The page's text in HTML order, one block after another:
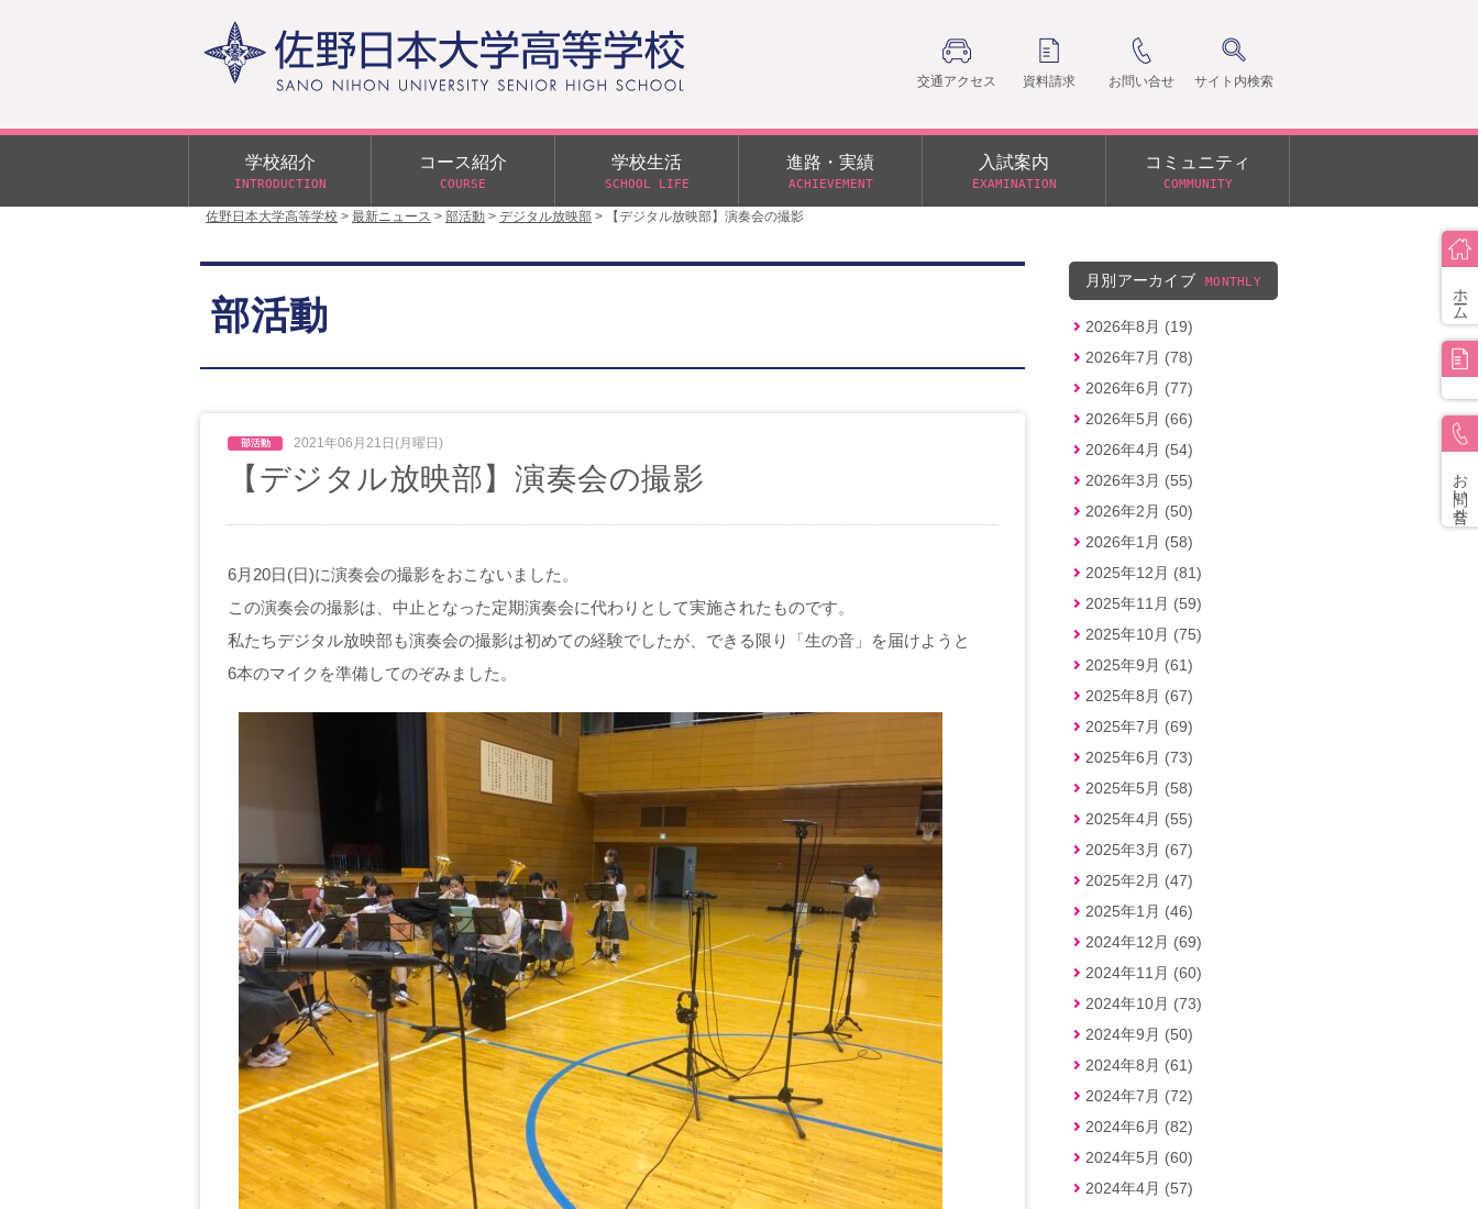
ホーム
お問い合せ
交通アクセス 資料請求 お問い合せ サイト内検索
佐野日本大学高等学校 > 最新ニュース > 部活動 > デジタル放映部 > 【デジタル放映部】演奏会の撮影
学校紹介
INTRODUCTION
学校案内
広報佐野日大
コース紹介
COURSE
αクラス 特別進学クラス（Tクラス）
ス）
N進学クラス（Nクラス）
学校生活
SCHOOL LIFE
スクールバス
学則（令和8年度～）
進路・実績
ACHIEVEMENT
日大DAY
入試案内
EXAMINATION
学校案内パンフレット
令和７年度 学力判定テスト
コミュニティ
COMMUNITY
サニチヒーローズ
部活動
2021年06月21日(月曜日)
【デジタル放映部】演奏会の撮影
6月20日(日)に演奏会の撮影をおこないました。
この演奏会の撮影は、中止となった定期演奏会に代わりとして実施されたものです。
私たちデジタル放映部も演奏会の撮影は初めての経験でしたが、できる限り「生の音」を届けようと
6本のマイクを準備してのぞみました。
月別アーカイブ MONTHLY
2026年8月 (19)
2026年7月 (78)
2026年6月 (77)
2026年5月 (66)
2026年4月 (54)
2026年3月 (55)
2026年2月 (50)
2026年1月 (58)
2025年12月 (81)
2025年11月 (59)
2025年10月 (75)
2025年9月 (61)
2025年8月 (67)
2025年7月 (69)
2025年6月 (73)
2025年5月 (58)
2025年4月 (55)
2025年3月 (67)
2025年2月 (47)
2025年1月 (46)
2024年12月 (69)
2024年11月 (60)
2024年10月 (73)
2024年9月 (50)
2024年8月 (61)
2024年7月 (72)
2024年6月 (82)
2024年5月 (60)
2024年4月 (57)